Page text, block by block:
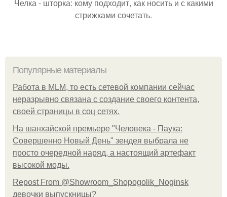
Челка - шторка: кому подходит, как носить и с какими
стрижками сочетать.
Популярные материалы
Работа в MLM, то есть сетевой компании сейчас
неразрывно связана с создание своего контента,
своей страницы в соц сетях.
На шанхайской премьере "Человека - Паука:
Совершенно Новый День" зендея выбрала не
просто очередной наряд, а настоящий артефакт
высокой моды.
Repost From @Showroom_Shopogolik_Noginsk
девочки выпускницы?